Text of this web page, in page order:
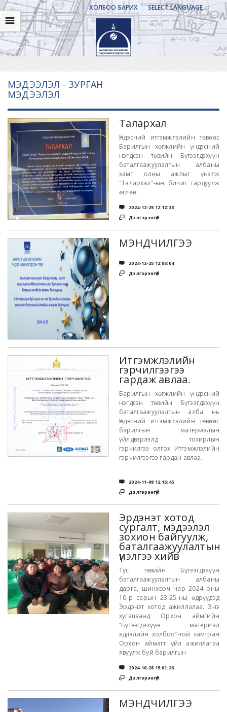
ХОЛБОО БАРИХ SELECT LANGUAGE
☰
МЭДЭЭЛЭЛ - ЗУРГАН
МЭДЭЭЛЭЛ
Талархал
Үндэсний итгэмжлэлийн төвөөс
Барилгын хөгжлийн үндэсний
нэгдсэн төвийн Бүтээгдэхүүн
баталгаажуулалтын албаны
хамт олны ажлыг үнэлж
"Талархал"-ын бичиг гардуулж
өглөө.

2024-12-25 12:12:33

Дэлгэрэнгүй
МЭНДЧИЛГЭЭ

2024-12-25 12:06:04

Дэлгэрэнгүй
Итгэмжлэлийн
гэрчилгээгээ
гардаж авлаа.
Барилгын хөгжлийн үндэсний
нэгдсэн төвийн Бүтээгдэхүүн
баталгаажуулалтын алба нь
Үндэсний итгэмжлэлийн төвөөс
барилгын материалын
үйлдвэрлэлд тохирлын
гэрчилгээ олгох Итгэмжлэлийн
гэрчилгээгээ гардан авлаа.

2024-11-08 12:15:45

Дэлгэрэнгүй
Эрдэнэт хотод
сургалт, мэдээлэл
зохион байгуулж,
баталгаажуулалтын
үнэлгээ хийв
Тус төвийн Бүтээгдэхүүн
баталгаажуулалтын албаны
дарга, шинжээч нар 2024 оны
10-р сарын 23-25-ны өдрүүдэд
Эрдэнэт хотод ажиллалаа. Энэ
хугацаанд Орхон аймгийн
“Бүтээгдэхүүн материал
эдлэлийн холбоо”-той хамтран
Орхон аймагт үйл ажиллагаа
явуулж буй барилгын

2024-10-28 15:01:26

Дэлгэрэнгүй
МЭНДЧИЛГЭЭ